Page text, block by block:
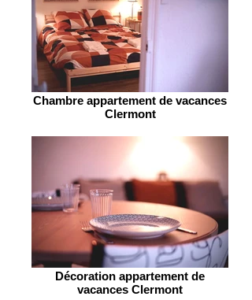
Chambre appartement de vacances
Clermont
Décoration appartement de
vacances Clermont